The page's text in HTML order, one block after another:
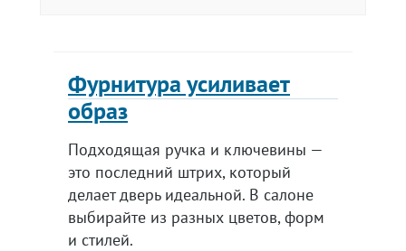
Фурнитура усиливает
образ
Подходящая ручка и ключевины —
это последний штрих, который
делает дверь идеальной. В салоне
выбирайте из разных цветов, форм
и стилей.